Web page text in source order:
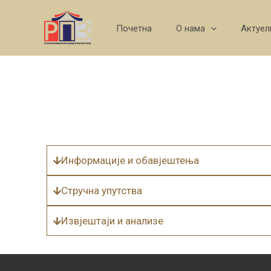
Почетна О нама
Информације и обавјештења
Стручна упутства
Извјештаји и анализе